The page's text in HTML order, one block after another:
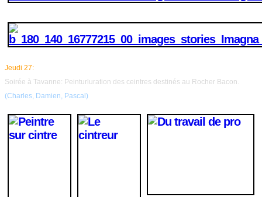
Jeudi 27:
Soirée à Tavanne: Peinturluration des ceintres destinés au Rocher Bacon.
(Charles, Damien, Pascal)